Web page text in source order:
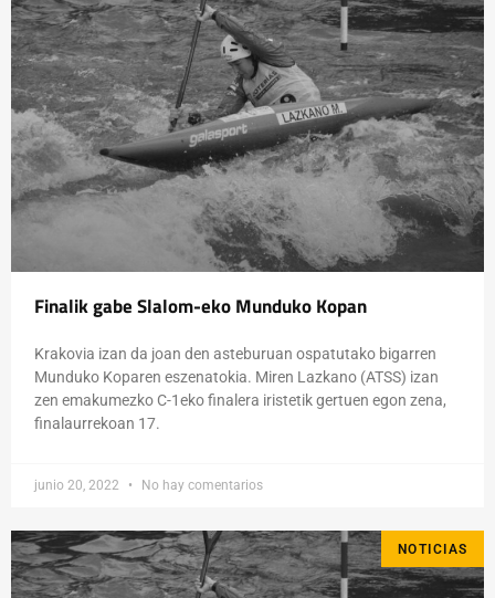
Finalik gabe Slalom-eko Munduko Kopan
Krakovia izan da joan den asteburuan ospatutako bigarren
Munduko Koparen eszenatokia. Miren Lazkano (ATSS) izan
zen emakumezko C-1eko finalera iristetik gertuen egon zena,
finalaurrekoan 17.
junio 20, 2022 No hay comentarios
NOTICIAS